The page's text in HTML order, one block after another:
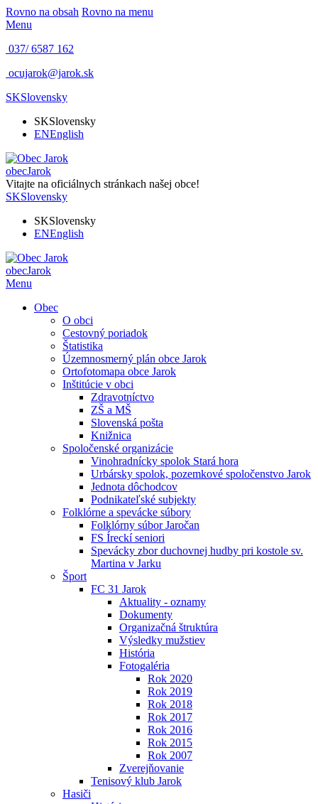
Rovno na obsah Rovno na menu
Menu
037/ 6587 162
ocujarok@jarok.sk
SKSlovensky
SKSlovensky
ENEnglish
obecJarok
Vitajte na oficiálnych stránkach našej obce!
SKSlovensky
SKSlovensky
ENEnglish
obecJarok
Menu
Obec
O obci
Cestovný poriadok
Štatistika
Územnosmerný plán obce Jarok
Ortofotomapa obce Jarok
Inštitúcie v obci
Zdravotníctvo
ZŠ a MŠ
Slovenská pošta
Knižnica
Spoločenské organizácie
Vinohradnícky spolok Stará hora
Urbársky spolok, pozemkové spoločenstvo Jarok
Jednota dôchodcov
Podnikateľské subjekty
Folklórne a spevácke súbory
Folklórny súbor Jaročan
FS Íreckí seniori
Spevácky zbor duchovnej hudby pri kostole sv.
Martina v Jarku
Šport
FC 31 Jarok
Aktuality - oznamy
Dokumenty
Organizačná štruktúra
Výsledky mužstiev
História
Fotogaléria
Rok 2020
Rok 2019
Rok 2018
Rok 2017
Rok 2016
Rok 2015
Rok 2007
Zverejňovanie
Tenisový klub Jarok
Hasiči